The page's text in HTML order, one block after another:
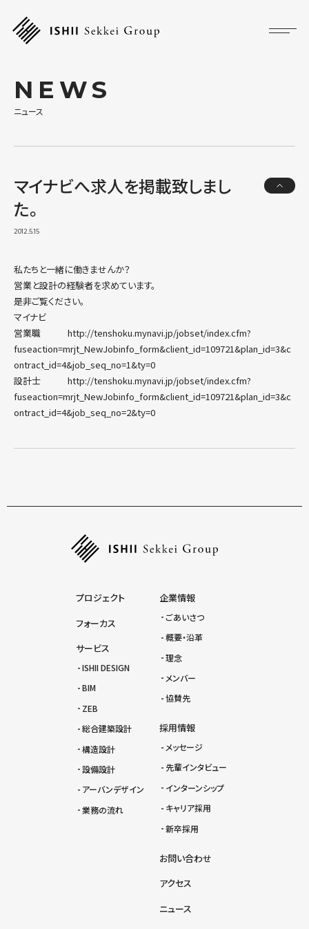
プロジェクト
フォーカス
サービス
企業情報
採用情報
アクセス
ニュース
お問い合わせ
プライバシーポリシー
NEWS
ニュース
マイナビへ求人を掲載致しまし
た。
2012.5.15
ご覧ください。 マイナビ 営業職
http://tenshoku.mynavi.jp/jobset/index.cfm?
fuseaction=mrjt_NewJobinfo_form&#...
私たちと一緒に働きませんか？
営業と設計の経験者を求めています。
是非ご覧ください。
マイナビ
営業職 http://tenshoku.mynavi.jp/jobset/index.cfm?
fuseaction=mrjt_NewJobinfo_form&client_id=109721&plan_id=3&c
ontract_id=4&job_seq_no=1&ty=0
設計士 http://tenshoku.mynavi.jp/jobset/index.cfm?
fuseaction=mrjt_NewJobinfo_form&client_id=109721&plan_id=3&c
ontract_id=4&job_seq_no=2&ty=0
プロジェクト
フォーカス
サービス
ISHII DESIGN
BIM
ZEB
総合建築設計
構造設計
設備設計
アーバンデザイン
業務の流れ
企業情報
ごあいさつ
概要・沿革
理念
メンバー
協賛先
採用情報
メッセージ
先輩インタビュー
インターンシップ
キャリア採用
新卒採用
お問い合わせ
アクセス
ニュース